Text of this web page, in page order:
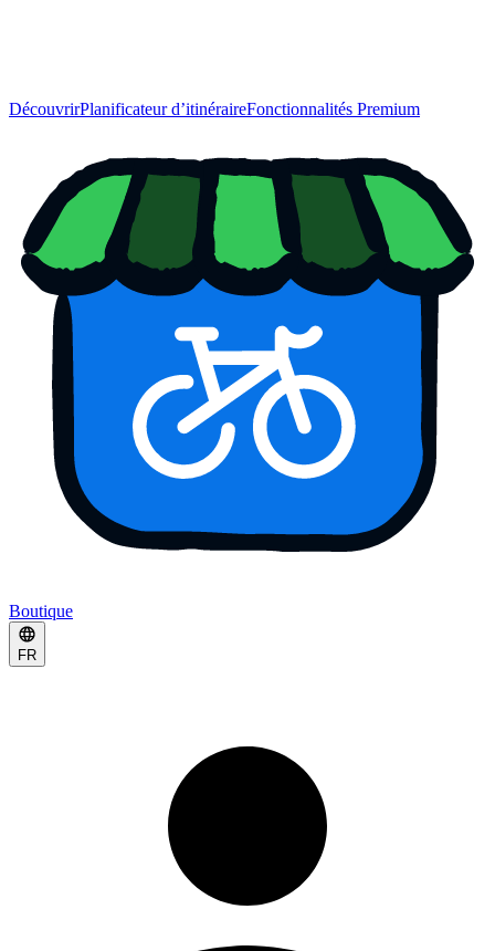
DécouvrirPlanificateur d’itinéraireFonctionnalités Premium
Boutique
FR